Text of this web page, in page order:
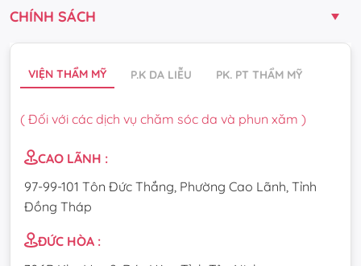
CHÍNH SÁCH
VIỆN THẨM MỸ P.K DA LIỄU PK. PT THẨM MỸ
( Đối với các dịch vụ chăm sóc da và phun xăm )
CAO LÃNH :
97-99-101 Tôn Đức Thắng, Phường Cao Lãnh, Tỉnh
Đồng Tháp
ĐỨC HÒA :